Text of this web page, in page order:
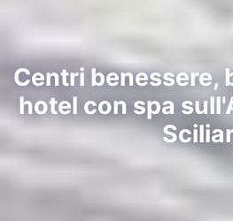
Centri benessere,
hotel con spa